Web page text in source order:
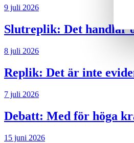
9 juli 2026
Slutreplik: Det handlar
8 juli 2026
Replik: Det är inte
7 juli 2026
Debatt: Med för höga
15 juni 2026